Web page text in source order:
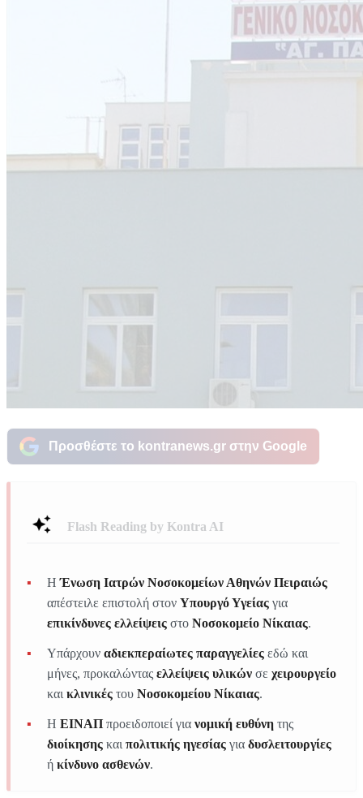
Προσθέστε το kontranews.gr στην Google
Flash Reading by Kontra AI
ΗΈνωση Ιατρών Νοσοκομείων Αθηνών Πειραιώς
απέστειλε επιστολή στον Υπουργό Υγείας για
επικίνδυνες ελλείψεις στο Νοσοκομείο Νίκαιας.
Υπάρχουν αδιεκπεραίωτες παραγγελίες εδώ και
μήνες, προκαλώντας ελλείψεις υλικών σε χειρουργείο
και κλινικές του Νοσοκομείου Νίκαιας.
Η ΕΙΝΑΠ προειδοποιεί για νομική ευθύνη της
διοίκησης και πολιτικής ηγεσίας για δυσλειτουργίες
ή κίνδυνο ασθενών.